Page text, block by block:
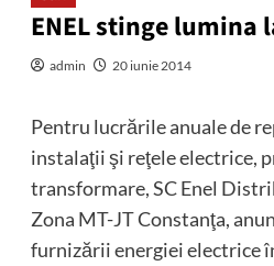
ENEL stinge lumina
admin 20 iunie 2014
Pentru lucrările anuale de
instalaţii şi reţele electrice,
transformare, SC Enel
Zona MT-JT Constanţa,
furnizării energiei electrice